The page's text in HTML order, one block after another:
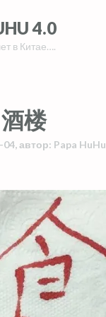
4.0
в Китае….
楼
04,автор: Papa HuHu